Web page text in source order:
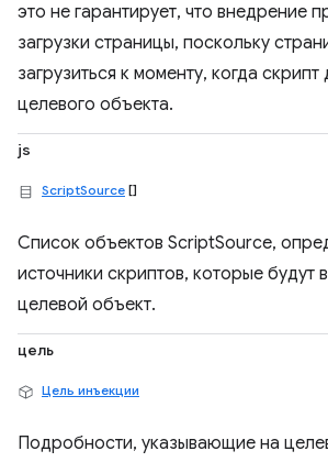
это не гарантирует, что внедрение
загрузки страницы, поскольку
загрузиться к моменту, когда скрипт
целевого объекта.
js
ScriptSource []
Список объектов ScriptSource,
источники скриптов, которые будут
целевой объект.
цель
Цель инъекции
Подробности, указывающие на